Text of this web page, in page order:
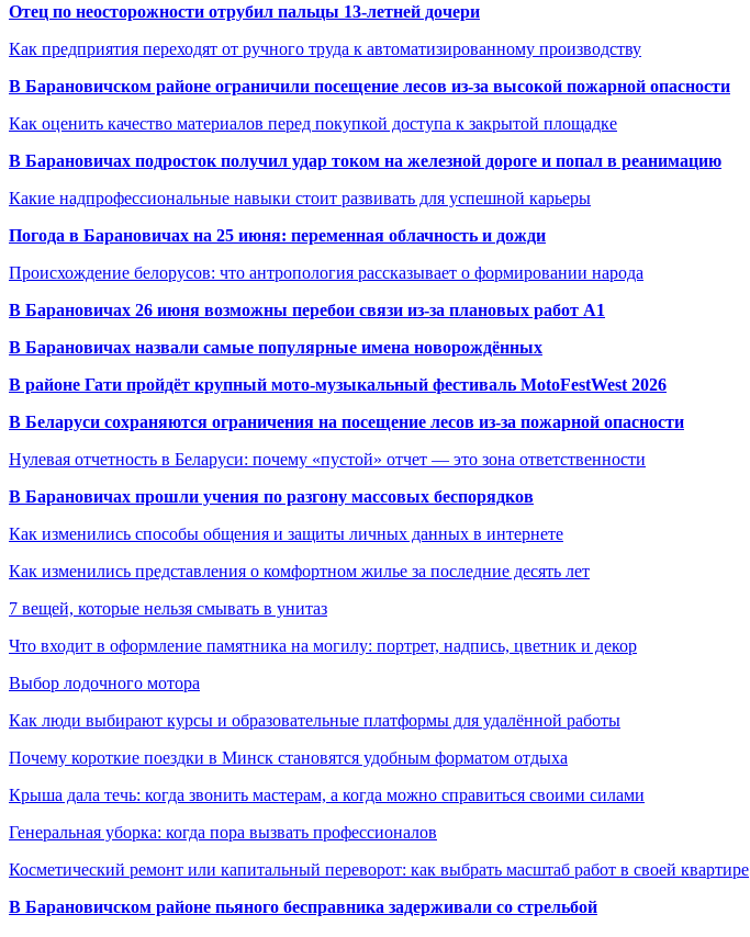
Отец по неосторожности отрубил пальцы 13-летней дочери
Как предприятия переходят от ручного труда к автоматизированному производству
В Барановичском районе ограничили посещение лесов из-за высокой пожарной опасности
Как оценить качество материалов перед покупкой доступа к закрытой площадке
В Барановичах подросток получил удар током на железной дороге и попал в реанимацию
Какие надпрофессиональные навыки стоит развивать для успешной карьеры
Погода в Барановичах на 25 июня: переменная облачность и дожди
Происхождение белорусов: что антропология рассказывает о формировании народа
В Барановичах 26 июня возможны перебои связи из-за плановых работ A1
В Барановичах назвали самые популярные имена новорождённых
В районе Гати пройдёт крупный мото-музыкальный фестиваль MotoFestWest 2026
В Беларуси сохраняются ограничения на посещение лесов из-за пожарной опасности
Нулевая отчетность в Беларуси: почему «пустой» отчет — это зона ответственности
В Барановичах прошли учения по разгону массовых беспорядков
Как изменились способы общения и защиты личных данных в интернете
Как изменились представления о комфортном жилье за последние десять лет
7 вещей, которые нельзя смывать в унитаз
Что входит в оформление памятника на могилу: портрет, надпись, цветник и декор
Выбор лодочного мотора
Как люди выбирают курсы и образовательные платформы для удалённой работы
Почему короткие поездки в Минск становятся удобным форматом отдыха
Крыша дала течь: когда звонить мастерам, а когда можно справиться своими силами
Генеральная уборка: когда пора вызвать профессионалов
Косметический ремонт или капитальный переворот: как выбрать масштаб работ в своей квартире
В Барановичском районе пьяного бесправника задерживали со стрельбой